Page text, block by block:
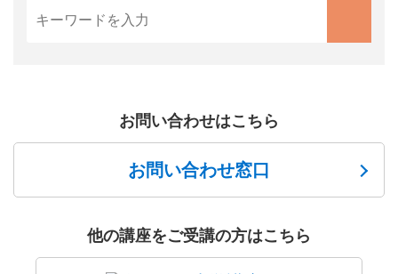
お問い合わせはこちら
お問い合わせ窓口
他の講座をご受講の方はこちら